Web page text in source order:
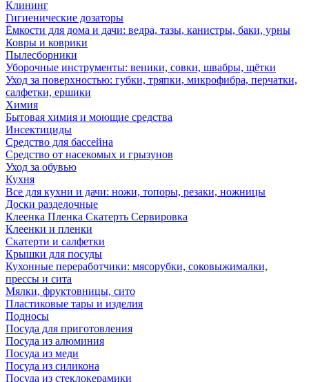
Клининг
Гигиенические дозаторы
Ёмкости для дома и дачи: ведра, тазы, канистры, баки, урны
Ковры и коврики
Пылесборники
Уборочные инструменты: веники, совки, швабры, щётки
Уход за поверхностью: губки, тряпки, микрофибра, перчатки,
салфетки, ершики
Химия
Бытовая химия и моющие средства
Инсектициды
Средство для бассейна
Средство от насекомых и грызунов
Уход за обувью
Кухня
Все для кухни и дачи: ножи, топоры, резаки, ножницы
Доски разделочные
Клеенка Пленка Скатерть Сервировка
Клеенки и пленки
Скатерти и салфетки
Крышки для посуды
Кухонные переработчики: мясорубки, соковыжималки,
прессы и сита
Мялки, фруктовницы, сито
Пластиковые тары и изделия
Подносы
Посуда для приготовления
Посуда из алюминия
Посуда из меди
Посуда из силикона
Посуда из стеклокерамики